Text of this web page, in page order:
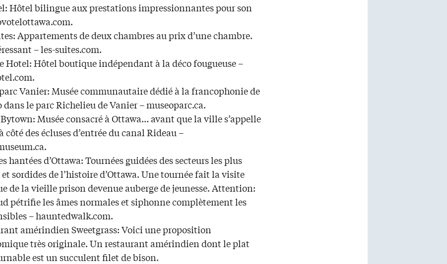
Hôtel bilingue aux prestations impressionnantes pour son
Appartements de deux chambres au prix d’une chambre.
– les-suites.com.
Hotel: Hôtel boutique indépendant à la déco fougueuse –
Vanier: Musée communautaire dédié à la francophonie de
dans le parc Richelieu de Vanier – museoparc.ca.
Musée consacré à Ottawa… avant que la ville s’appelle
côté des écluses d’entrée du canal Rideau –
hantées d’Ottawa: Tournées guidées des secteurs les plus
sordides de l’histoire d’Ottawa. Une tournée fait la visite
de la vieille prison devenue auberge de jeunesse. Attention:
pétrifie les âmes normales et siphonne complètement les
– hauntedwalk.com.
amérindien Sweetgrass: Voici une proposition
très originale. Un restaurant amérindien dont le plat
est un succulent filet de bison.